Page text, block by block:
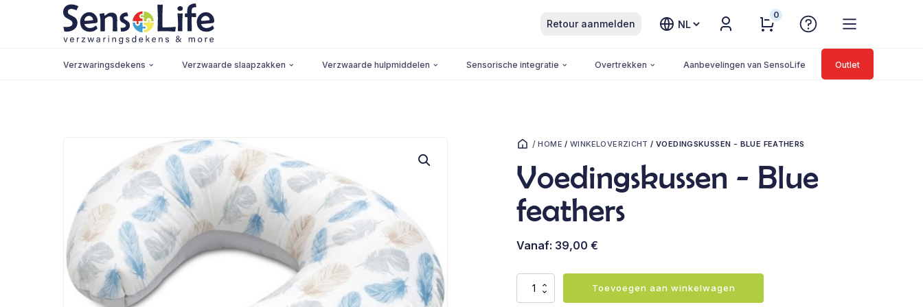
Retour aanmelden
Kies
0
Verzwaringsdekens Verzwaarde slaapzakken Verzwaarde hulpmiddelen Sensorische integratie Overtrekken Aanbevelingen van SensoLife Outlet
/ HOME /WINKELOVERZICHT /VOEDINGSKUSSEN - BLUE FEATHERS
Voedingskussen - Blue
feathers
Vanaf: 39,00 €
Voedingskussen
-
Toevoegen aan winkelwagen